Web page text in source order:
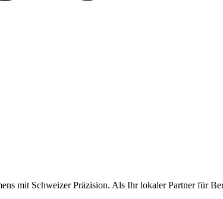
mit Schweizer Präzision. Als Ihr lokaler Partner für